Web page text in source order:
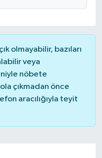
olmayabilir, bazıları
veya
nöbete
çıkmadan önce
aracılığıyla teyit